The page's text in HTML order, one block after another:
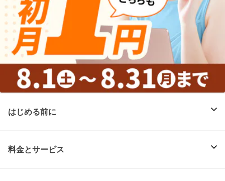
はじめる前に
料金とサービス